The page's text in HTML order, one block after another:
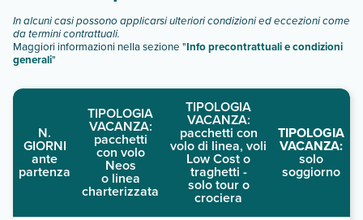
In alcuni casi possono applicarsi ulteriori condizioni ed eccezioni come
da termini contrattuali.
Maggiori informazioni nella sezione "Info precontrattuali e condizioni
generali"
N.
GIORNI
ante
partenza
TIPOLOGIA
VACANZA:
pacchetti
con volo
Neos
o linea
charterizzata
TIPOLOGIA
VACANZA:
pacchetti con
volo di linea, voli
Low Cost o
traghetti -
solo tour o
crociera
TIPOLOGIA
VACANZA:
solo
soggiorno